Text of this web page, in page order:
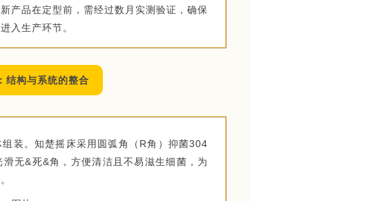
产品在定型前，需经过数月实测验证，确保
入生产环节。
结构与系统的整合
装。知楚摇床采用圆弧角（R角）抑菌304
无&死&角，方便清洁且不易滋生细菌，为